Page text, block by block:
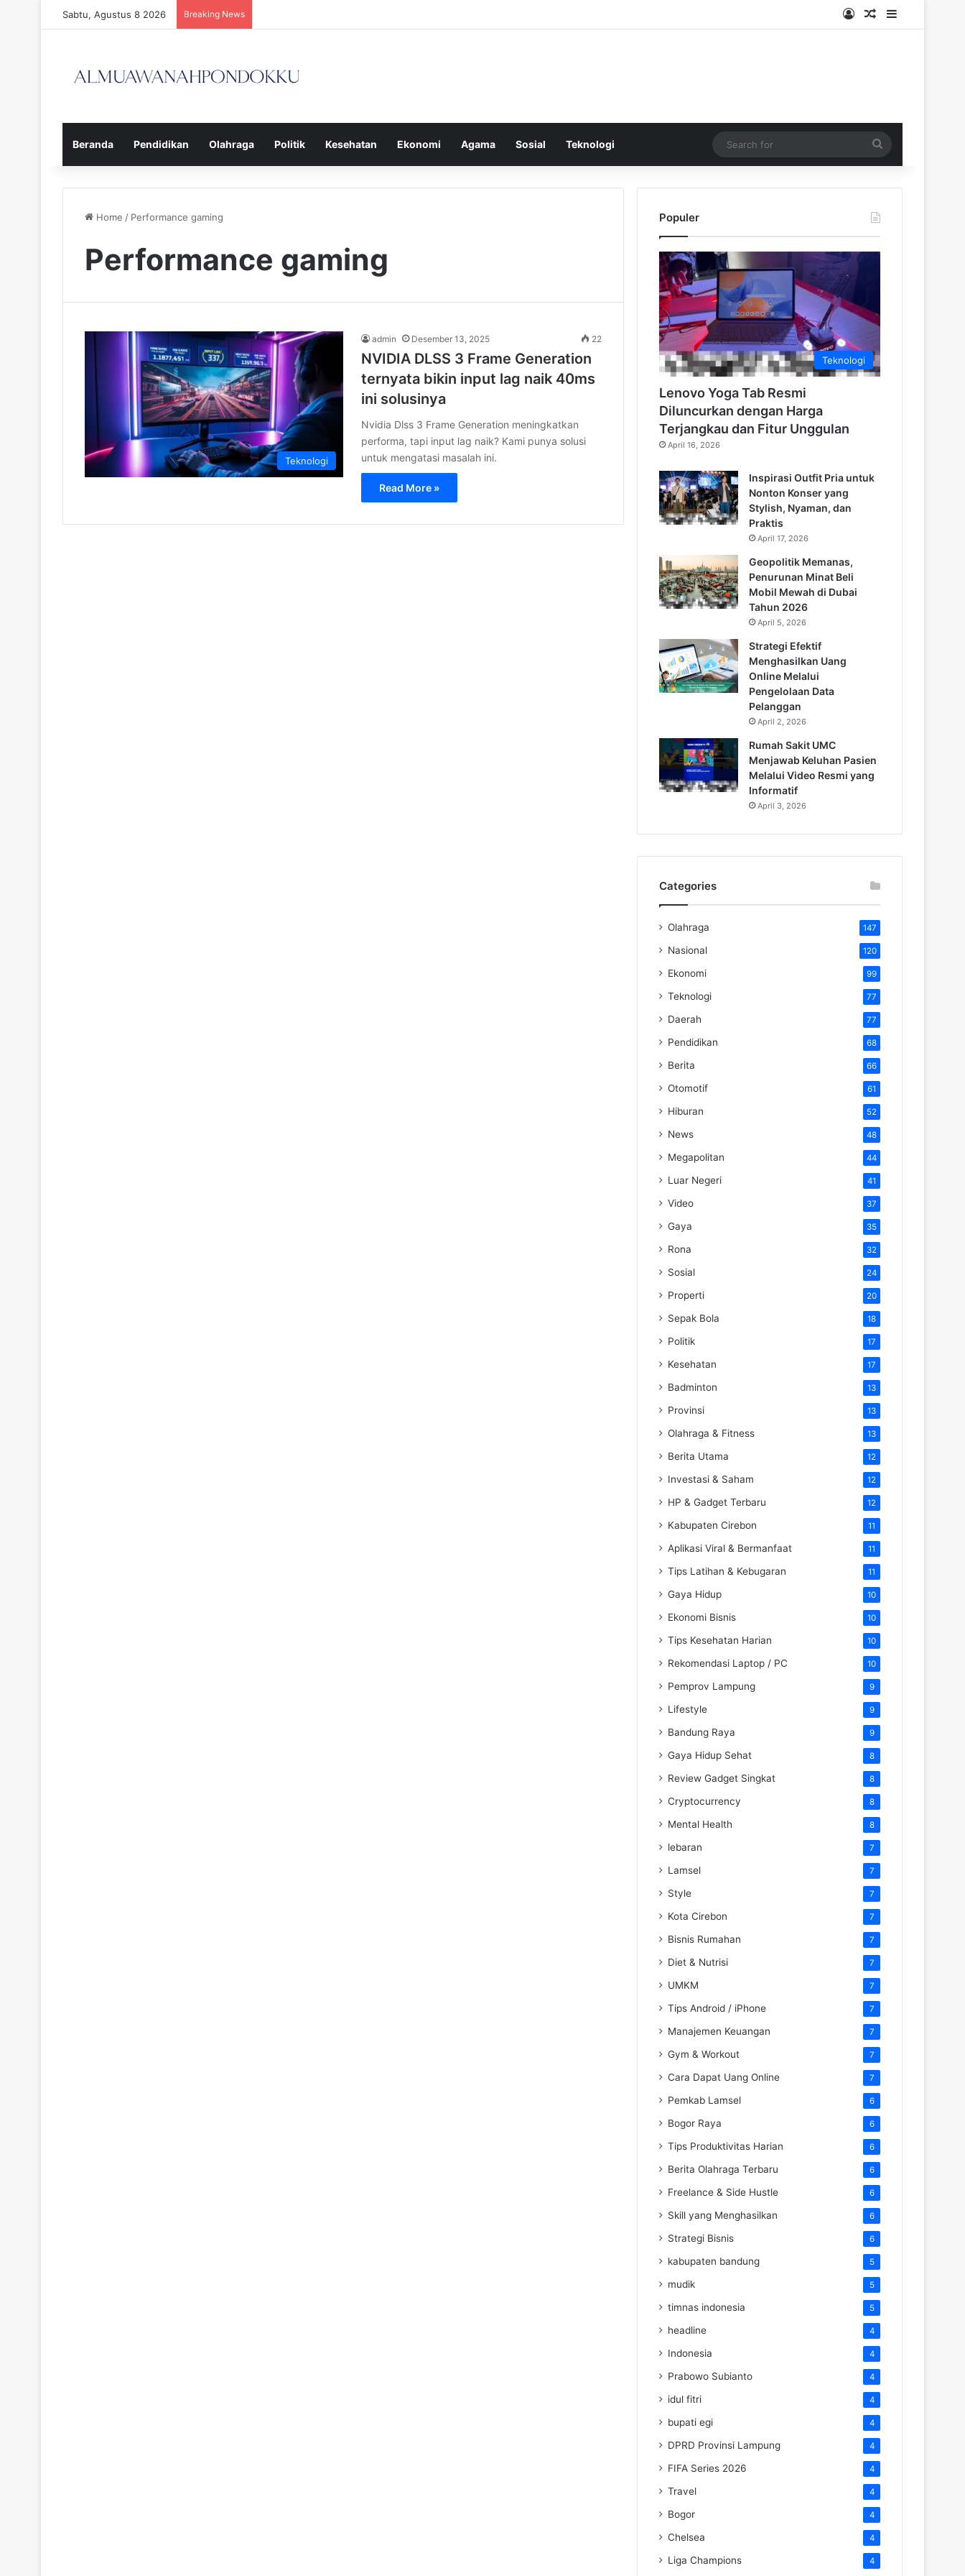
Sabtu, Agustus 8 2026 Breaking News Log InRandom Article
Sidebar
Beranda Pendidikan Olahraga Politik Kesehatan Ekonomi Agama Sosial Teknologi
for
Home / Performance gaming
Performance gaming
Teknologi
admin Desember 13, 2025 22
NVIDIA DLSS 3 Frame Generation
ternyata bikin input lag naik 40ms
ini solusinya
Nvidia Dlss 3 Frame Generation meningkatkan
performa, tapi input lag naik? Kami punya solusi
untuk mengatasi masalah ini.
Read More »
Populer
Teknologi
Lenovo Yoga Tab Resmi
Diluncurkan dengan Harga
Terjangkau dan Fitur Unggulan
April 16, 2026
Inspirasi Outfit Pria untuk
Nonton Konser yang
Stylish, Nyaman, dan
Praktis
April 17, 2026
Geopolitik Memanas,
Penurunan Minat Beli
Mobil Mewah di Dubai
Tahun 2026
April 5, 2026
Strategi Efektif
Menghasilkan Uang
Online Melalui
Pengelolaan Data
Pelanggan
April 2, 2026
Rumah Sakit UMC
Menjawab Keluhan Pasien
Melalui Video Resmi yang
Informatif
April 3, 2026
Categories
Olahraga 147
Nasional 120
Ekonomi 99
Teknologi 77
Daerah 77
Pendidikan 68
Berita 66
Otomotif 61
Hiburan 52
News 48
Megapolitan 44
Luar Negeri 41
Video 37
Gaya 35
Rona 32
Sosial 24
Properti 20
Sepak Bola 18
Politik 17
Kesehatan 17
Badminton 13
Provinsi 13
Olahraga & Fitness 13
Berita Utama 12
Investasi & Saham 12
HP & Gadget Terbaru 12
Kabupaten Cirebon 11
Aplikasi Viral & Bermanfaat 11
Tips Latihan & Kebugaran 11
Gaya Hidup 10
Ekonomi Bisnis 10
Tips Kesehatan Harian 10
Rekomendasi Laptop / PC 10
Pemprov Lampung 9
Lifestyle 9
Bandung Raya 9
Gaya Hidup Sehat 8
Review Gadget Singkat 8
Cryptocurrency 8
Mental Health 8
lebaran 7
Lamsel 7
Style 7
Kota Cirebon 7
Bisnis Rumahan 7
Diet & Nutrisi 7
UMKM 7
Tips Android / iPhone 7
Manajemen Keuangan 7
Gym & Workout 7
Cara Dapat Uang Online 7
Pemkab Lamsel 6
Bogor Raya 6
Tips Produktivitas Harian 6
Berita Olahraga Terbaru 6
Freelance & Side Hustle 6
Skill yang Menghasilkan 6
Strategi Bisnis 6
kabupaten bandung 5
mudik 5
timnas indonesia 5
headline 4
Indonesia 4
Prabowo Subianto 4
idul fitri 4
bupati egi 4
DPRD Provinsi Lampung 4
FIFA Series 2026 4
Travel 4
Bogor 4
Chelsea 4
Liga Champions 4